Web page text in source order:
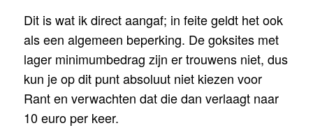
Dit is wat ik direct aangaf; in feite geldt het ook
als een algemeen beperking. De goksites met
lager minimumbedrag zijn er trouwens niet, dus
kun je op dit punt absoluut niet kiezen voor
Rant en verwachten dat die dan verlaagt naar
10 euro per keer.